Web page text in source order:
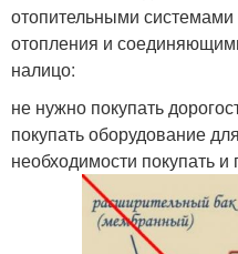
отопительными
отопления и
налицо:
не нужно покупать
покупать оборудование
необходимости покупать